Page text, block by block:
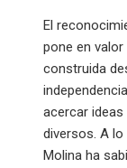
El
pone en
construida
acercar
diversos. A lo
Molina ha